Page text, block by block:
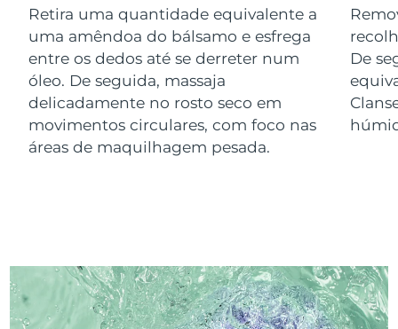
Retira uma quantidade equivalente a
uma amêndoa do bálsamo e esfrega
entre os dedos até se derreter num
óleo. De seguida, massaja
delicadamente no rosto seco em
movimentos circulares, com foco nas
áreas de maquilhagem pesada.
De